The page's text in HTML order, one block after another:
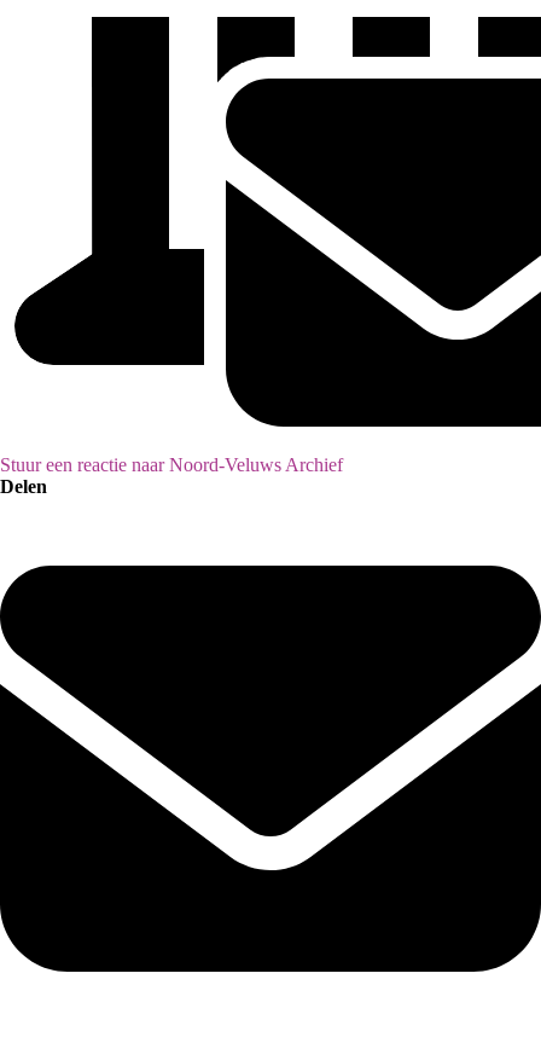
Stuur een reactie naar Noord-Veluws Archief
Delen